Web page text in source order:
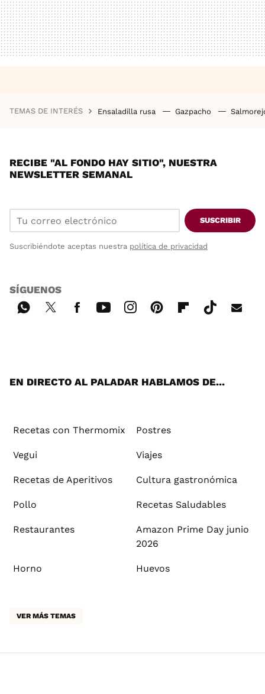
TEMAS DE INTERÉS Ensaladilla rusa Gazpacho
RECIBE "AL FONDO HAY SITIO", NUESTRA
NEWSLETTER SEMANAL
SUSCRIBIR
Suscribiéndote aceptas nuestra política de privacidad
SÍGUENOS
EN DIRECTO AL PALADAR HABLAMOS DE...
Recetas con Thermomix Postres
Vegui Viajes
Recetas de Aperitivos Cultura gastronómica
Pollo Recetas Saludables
Restaurantes
Amazon Prime Day junio
2026
Horno Huevos
VER MÁS TEMAS